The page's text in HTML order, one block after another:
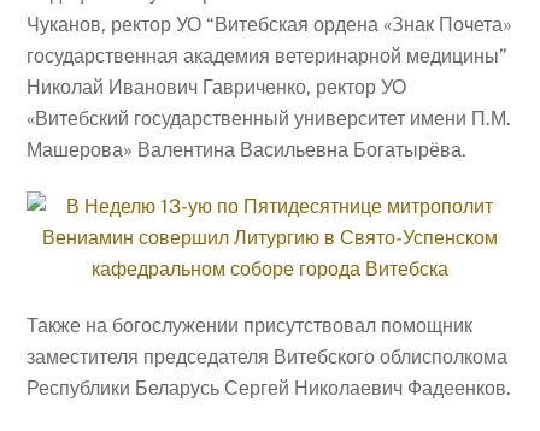
Чуканов, ректор УО “Витебская ордена «Знак Почета»
государственная академия ветеринарной медицины”
Николай Иванович Гавриченко, ректор УО
«Витебский государственный университет имени П.М.
Машерова» Валентина Васильевна Богатырёва.
Также на богослужении присутствовал помощник
заместителя председателя Витебского облисполкома
Республики Беларусь Сергей Николаевич Фадеенков.